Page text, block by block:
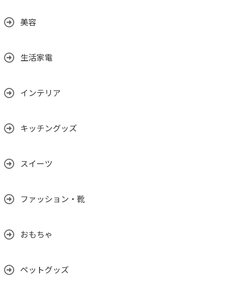
美容
生活家電
インテリア
キッチングッズ
スイーツ
ファッション・靴
おもちゃ
ペットグッズ